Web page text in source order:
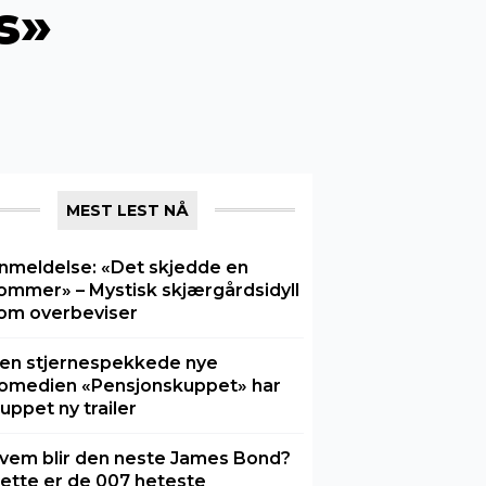
MEST LEST NÅ
«Det skjedde en
– Mystisk skjærgårdsidyll
overbeviser
stjernespekkede nye
«Pensjonskuppet» har
ny trailer
blir den neste James Bond?
er de 007 heteste